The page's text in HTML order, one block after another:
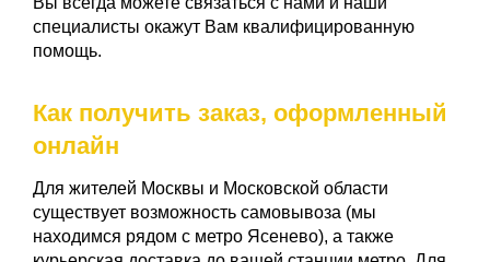
специалисты окажут Вам квалифицированную
помощь.
Как получить заказ, оформленный
онлайн
Для жителей Москвы и Московской области
существует возможность самовывоза (мы
находимся рядом с метро Ясенево), а также